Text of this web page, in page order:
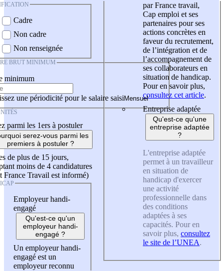
Cadre
Non cadre
Non renseignée
BRUT MINIMUM
minimum
une périodicité pour le salaire saisi
parmi les 1ers à postuler
serez-vous parmi les
premiers à postuler ?
de plus de 15 jours,
moins de 4 candidatures
France Travail est informé)
Employeur handi-
engagé
Qu'est-ce qu'un
employeur handi-
engagé ?
Un employeur handi-
engagé est un
employeur reconnu
par France travail,
Cap emploi et ses
partenaires pour ses
actions concrètes en
faveur du recrutement,
de l’intégration et de
l’accompagnement de
ses collaborateurs en
situation de handicap.
Pour en savoir plus,
consultez cet article.
Entreprise adaptée
Qu'est-ce qu'une
entreprise adaptée
?
L'entreprise adaptée
permet à un travailleur
en situation de
handicap d'exercer
une activité
professionnelle dans
des conditions
adaptées à ses
capacités. Pour en
savoir plus, consultez
le site de l’UNEA.